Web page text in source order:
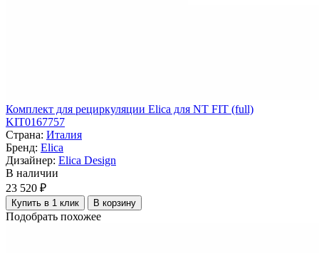
Комплект для рециркуляции Elica для NT FIT (full)
KIT0167757
Страна: Италия
Бренд: Elica
Дизайнер: Elica Design
В наличии
23 520 ₽
Купить в 1 клик В корзину
Подобрать похожее